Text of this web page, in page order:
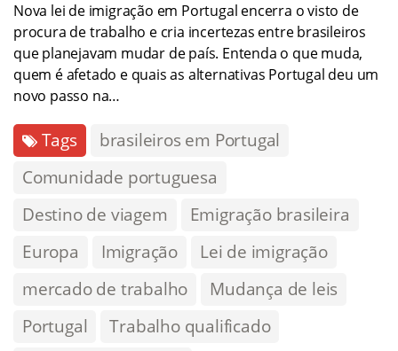
Nova lei de imigração em Portugal encerra o visto de
procura de trabalho e cria incertezas entre brasileiros
que planejavam mudar de país. Entenda o que muda,
quem é afetado e quais as alternativas Portugal deu um
novo passo na…
Tags
brasileiros em Portugal
Comunidade portuguesa
Destino de viagem
Emigração brasileira
Europa
Imigração
Lei de imigração
mercado de trabalho
Mudança de leis
Portugal
Trabalho qualificado